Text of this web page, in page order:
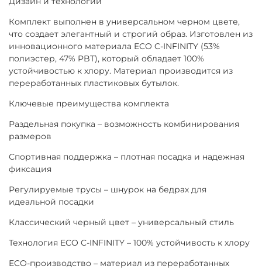
Комплект выполнен в универсальном черном цвете,
что создает элегантный и строгий образ. Изготовлен из
инновационного материала ECO C-INFINITY (53%
полиэстер, 47% PBT), который обладает 100%
устойчивостью к хлору. Материал производится из
переработанных пластиковых бутылок.
Ключевые преимущества комплекта
Раздельная покупка – возможность комбинирования
размеров
Спортивная поддержка – плотная посадка и надежная
фиксация
Регулируемые трусы – шнурок на бедрах для
идеальной посадки
Классический черный цвет – универсальный стиль
Технология ECO C-INFINITY – 100% устойчивость к хлору
ECO-производство – материал из переработанных